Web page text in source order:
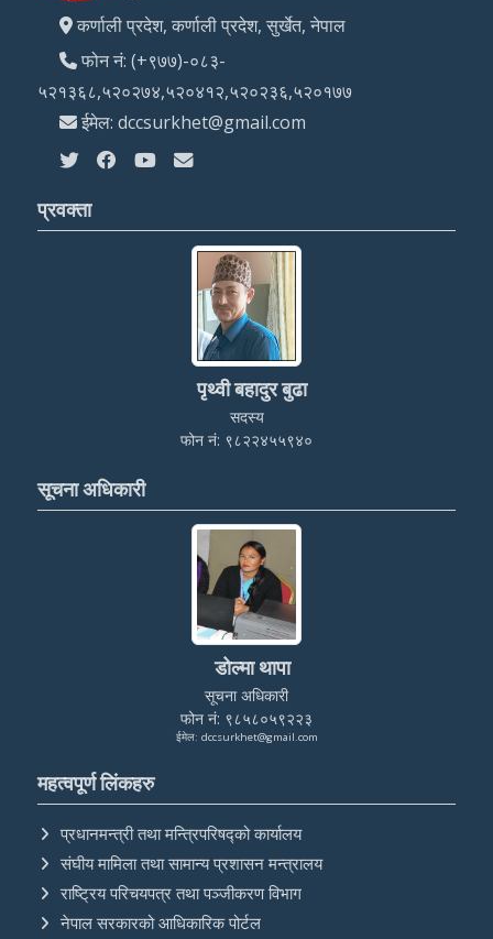
कर्णाली प्रदेश, कर्णाली प्रदेश, सुर्खेत, नेपाल
फोन नं: (+९७७)-०८३-
५२१३६८,५२०२७४,५२०४१२,५२०२३६,५२०१७७
ईमेल: dccsurkhet@gmail.com
प्रवक्ता
पृथ्वी बहादुर बुढा
सदस्य
फोन नं: ९८२२४५५९४०
सूचना अधिकारी
डोल्मा थापा
सूचना अधिकारी
फोन नं: ९८५८०५९२२३
ईमेल: dccsurkhet@gmail.com
महत्वपूर्ण लिंकहरु
प्रधानमन्त्री तथा मन्त्रिपरिषद्को कार्यालय
संघीय मामिला तथा सामान्य प्रशासन मन्त्रालय
राष्ट्रिय परिचयपत्र तथा पञ्‍जीकरण विभाग
नेपाल सरकारको आधिकारिक पोर्टल